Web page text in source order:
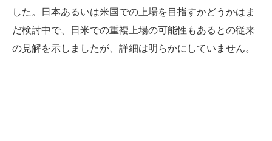
した。日本あるいは米国での上場を目指すかどうかはま
だ検討中で、日米での重複上場の可能性もあるとの従来
の見解を示しましたが、詳細は明らかにしていません。